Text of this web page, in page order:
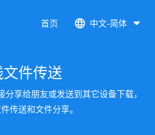
首页 中文-简体
件传送
分享给朋友或发送到其它设备下载，
传送和文件分享。